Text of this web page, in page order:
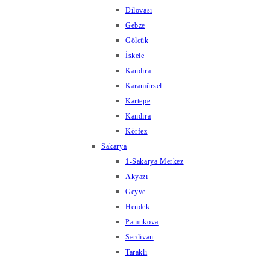
Dilovası
Gebze
Gölcük
İskele
Kandıra
Karamürsel
Kartepe
Kandıra
Körfez
Sakarya
1-Sakarya Merkez
Akyazı
Geyve
Hendek
Pamukova
Serdivan
Taraklı